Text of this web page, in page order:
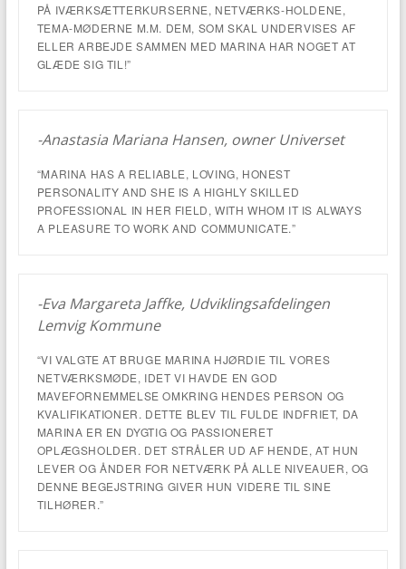
PÅ IVÆRKSÆTTERKURSERNE, NETVÆRKS-HOLDENE,
TEMA-MØDERNE M.M. DEM, SOM SKAL UNDERVISES AF
ELLER ARBEJDE SAMMEN MED MARINA HAR NOGET AT
GLÆDE SIG TIL!”
-Anastasia Mariana Hansen, owner Universet
“MARINA HAS A RELIABLE, LOVING, HONEST
PERSONALITY AND SHE IS A HIGHLY SKILLED
PROFESSIONAL IN HER FIELD, WITH WHOM IT IS ALWAYS
A PLEASURE TO WORK AND COMMUNICATE.”
-Eva Margareta Jaffke, Udviklingsafdelingen
Lemvig Kommune
“VI VALGTE AT BRUGE MARINA HJØRDIE TIL VORES
NETVÆRKSMØDE, IDET VI HAVDE EN GOD
MAVEFORNEMMELSE OMKRING HENDES PERSON OG
KVALIFIKATIONER. DETTE BLEV TIL FULDE INDFRIET, DA
MARINA ER EN DYGTIG OG PASSIONERET
OPLÆGSHOLDER. DET STRÅLER UD AF HENDE, AT HUN
LEVER OG ÅNDER FOR NETVÆRK PÅ ALLE NIVEAUER, OG
DENNE BEGEJSTRING GIVER HUN VIDERE TIL SINE
TILHØRER.”